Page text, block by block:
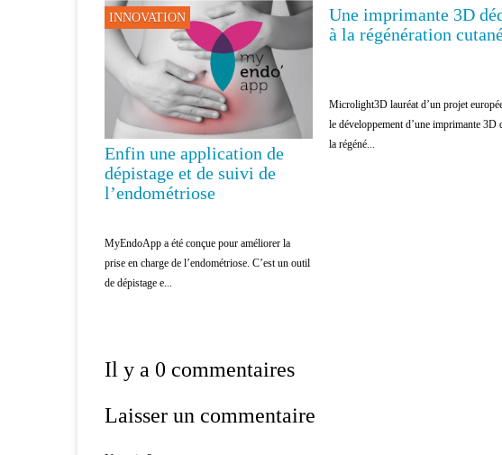
INNOVATION
Enfin une application de
dépistage et de suivi de
l’endométriose
MyEndoApp a été conçue pour améliorer la
prise en charge de l’endométriose. C’est un outil
de dépistage e...
RECHERCHE
Une imprimante 3D
à la régénération
Microlight3D lauréat d’un projet
le développement d’une imprimante 3D
la régéné...
Il y a 0 commentaires
Laisser un commentaire